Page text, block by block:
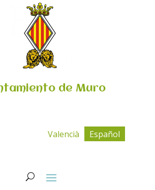
de Muro
Valencià Español